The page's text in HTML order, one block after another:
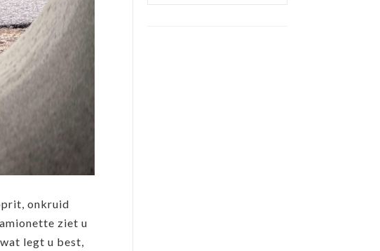
onkruid
ziet u
legt u best,